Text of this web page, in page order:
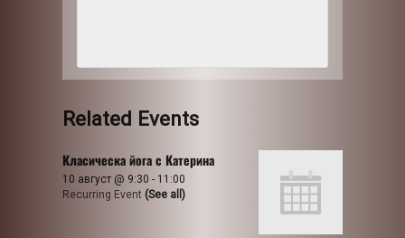
Related Events
Класическа йога с Катерина
10 август @ 9:30 - 11:00
Recurring Event (See all)